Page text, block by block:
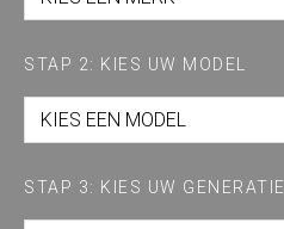
STAP 2: KIES UW MODEL
KIES EEN MODEL
STAP 3: KIES UW GENERATIE